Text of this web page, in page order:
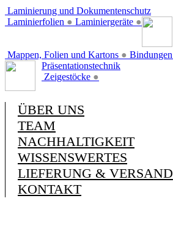
Laminierung und Dokumentenschutz
Laminierfolien ● Laminiergeräte ●
Mappen, Folien und Kartons ● Bindungen
Präsentationstechnik
Zeigestöcke ●
ÜBER UNS
TEAM
NACHHALTIGKEIT
WISSENSWERTES
LIEFERUNG & VERSAND
KONTAKT